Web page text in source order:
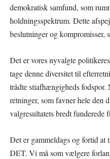
demokratisk samfund, som
holdningsspektrum. Dette
beslutninger og kompromisser,
Det er vores nyvalgte
tage denne diversitet til
trådte stiafhængigheds fodspor.
retninger, som favner hele den
valgresultatets bredt funderede
Det er gammeldags og fortid
DET. Vi må som vælgere